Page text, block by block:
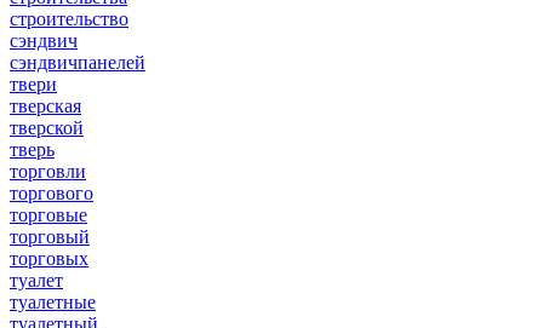
строительство
сэндвич
сэндвичпанелей
твери
тверская
тверской
тверь
торговли
торгового
торговые
торговый
торговых
туалет
туалетные